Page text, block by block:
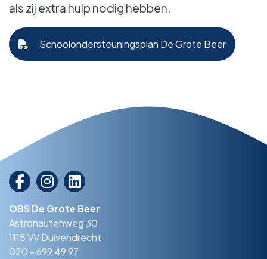
als zij extra hulp nodig hebben.
Schoolondersteuningsplan De Grote Beer
OBS De Grote Beer
Astronautenweg 30
1115 VV Duivendrecht
020 - 699 49 97